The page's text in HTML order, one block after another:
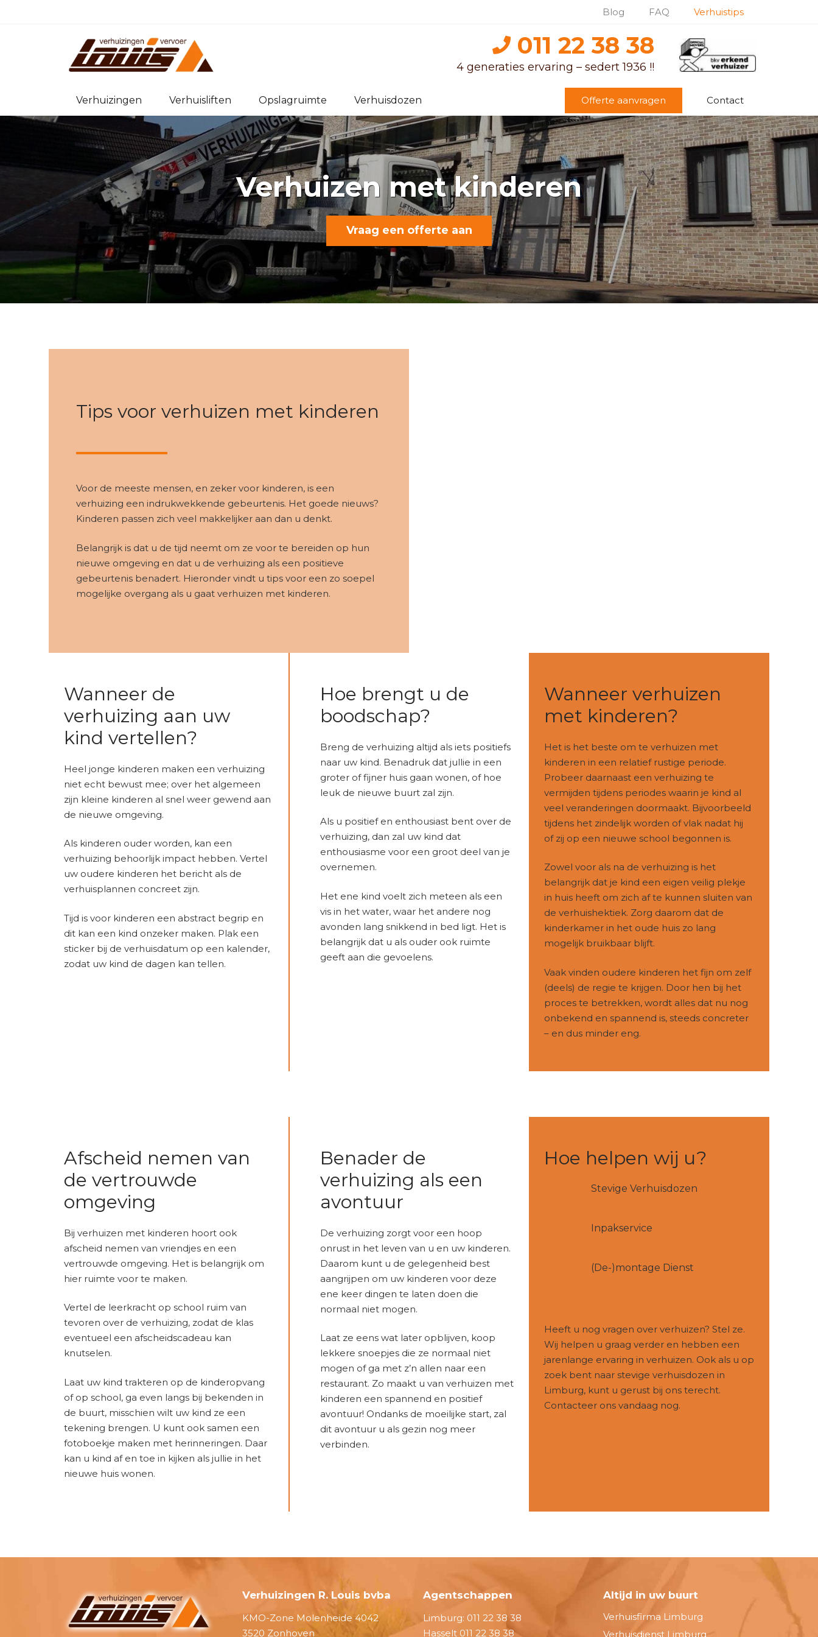
Blog FAQ Verhuistips
011 22 38 38
4 generaties ervaring – sedert 1936 !!
Verhuizingen Verhuisliften Opslagruimte Verhuisdozen Offerte aanvragen Contact
Verhuizen met kinderen
Vraag een offerte aan
Tips voor verhuizen met kinderen
Voor de meeste mensen, en zeker voor kinderen, is een
verhuizing een indrukwekkende gebeurtenis. Het goede nieuws?
Kinderen passen zich veel makkelijker aan dan u denkt.
Belangrijk is dat u de tijd neemt om ze voor te bereiden op hun
nieuwe omgeving en dat u de verhuizing als een positieve
gebeurtenis benadert. Hieronder vindt u tips voor een zo soepel
mogelijke overgang als u gaat verhuizen met kinderen.
Wanneer de
verhuizing aan uw
kind vertellen?
Heel jonge kinderen maken een verhuizing
niet echt bewust mee; over het algemeen
zijn kleine kinderen al snel weer gewend aan
de nieuwe omgeving.
Als kinderen ouder worden, kan een
verhuizing behoorlijk impact hebben. Vertel
uw oudere kinderen het bericht als de
verhuisplannen concreet zijn.
Tijd is voor kinderen een abstract begrip en
dit kan een kind onzeker maken. Plak een
sticker bij de verhuisdatum op een kalender,
zodat uw kind de dagen kan tellen.
Hoe brengt u de
boodschap?
Breng de verhuizing altijd als iets positiefs
naar uw kind. Benadruk dat jullie in een
groter of fijner huis gaan wonen, of hoe
leuk de nieuwe buurt zal zijn.
Als u positief en enthousiast bent over de
verhuizing, dan zal uw kind dat
enthousiasme voor een groot deel van je
overnemen.
Het ene kind voelt zich meteen als een
vis in het water, waar het andere nog
avonden lang snikkend in bed ligt. Het is
belangrijk dat u als ouder ook ruimte
geeft aan die gevoelens.
Wanneer verhuizen
met kinderen?
Het is het beste om te verhuizen met
kinderen in een relatief rustige periode.
Probeer daarnaast een verhuizing te
vermijden tijdens periodes waarin je kind al
veel veranderingen doormaakt. Bijvoorbeeld
tijdens het zindelijk worden of vlak nadat hij
of zij op een nieuwe school begonnen is.
Zowel voor als na de verhuizing is het
belangrijk dat je kind een eigen veilig plekje
in huis heeft om zich af te kunnen sluiten van
de verhuishektiek. Zorg daarom dat de
kinderkamer in het oude huis zo lang
mogelijk bruikbaar blijft.
Vaak vinden oudere kinderen het fijn om zelf
(deels) de regie te krijgen. Door hen bij het
proces te betrekken, wordt alles dat nu nog
onbekend en spannend is, steeds concreter
– en dus minder eng.
Afscheid nemen van
de vertrouwde
omgeving
Bij verhuizen met kinderen hoort ook
afscheid nemen van vriendjes en een
vertrouwde omgeving. Het is belangrijk om
hier ruimte voor te maken.
Vertel de leerkracht op school ruim van
tevoren over de verhuizing, zodat de klas
eventueel een afscheidscadeau kan
knutselen.
Laat uw kind trakteren op de kinderopvang
of op school, ga even langs bij bekenden in
de buurt, misschien wilt uw kind ze een
tekening brengen. U kunt ook samen een
fotoboekje maken met herinneringen. Daar
kan u kind af en toe in kijken als jullie in het
nieuwe huis wonen.
Benader de
verhuizing als een
avontuur
De verhuizing zorgt voor een hoop
onrust in het leven van u en uw kinderen.
Daarom kunt u de gelegenheid best
aangrijpen om uw kinderen voor deze
ene keer dingen te laten doen die
normaal niet mogen.
Laat ze eens wat later opblijven, koop
lekkere snoepjes die ze normaal niet
mogen of ga met z’n allen naar een
restaurant. Zo maakt u van verhuizen met
kinderen een spannend en positief
avontuur! Ondanks de moeilijke start, zal
dit avontuur u als gezin nog meer
verbinden.
Hoe helpen wij u?
Stevige Verhuisdozen
Inpakservice
(De-)montage Dienst
Heeft u nog vragen over verhuizen? Stel ze.
Wij helpen u graag verder en hebben een
jarenlange ervaring in verhuizen. Ook als u op
zoek bent naarstevige verhuisdozen in
Limburg, kunt u gerust bij ons terecht.
Contacteer ons vandaag nog.
Verhuizingen R. Louis bvba
KMO-Zone Molenheide 4042
3520 Zonhoven
Agentschappen
Limburg: 011 22 38 38
Hasselt 011 22 38 38
Altijd in uw buurt
Verhuisfirma Limburg
Verhuisdienst Limburg